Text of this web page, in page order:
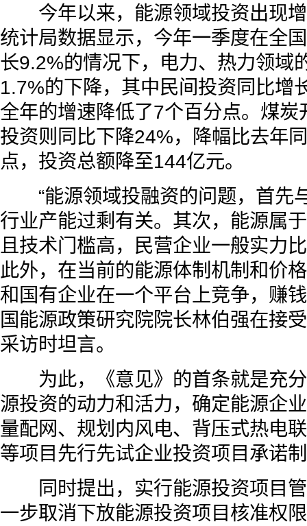
今年以来，能源领域投资出现增
统计局数据显示，今年一季度在全
长9.2%的情况下，电力、热力领域
1.7%的下降，其中民间投资同比增
全年的增速降低了7个百分点。煤炭
投资则同比下降24%，降幅比去年
点，投资总额降至144亿元。
“能源领域投融资的问题，首先
行业产能过剩有关。其次，能源属
且技术门槛高，民营企业一般实力
此外，在当前的能源体制机制和价
和国有企业在一个平台上竞争，赚
国能源政策研究院院长林伯强在接
采访时坦言。
为此，《意见》的首条就是充分
源投资的动力和活力，确定能源企
量配网、规划内风电、背压式热电
等项目先行先试企业投资项目承诺
同时提出，实行能源投资项目管
一步取消下放能源投资项目核准权